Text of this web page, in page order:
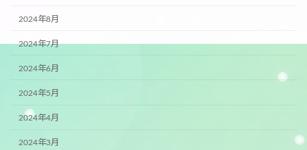
2024年8月
2024年7月
2024年6月
2024年5月
2024年4月
2024年3月